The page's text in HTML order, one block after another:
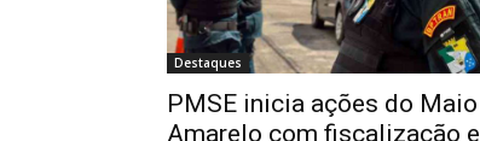
Destaques
PMSE inicia ações do Maio
Amarelo com fiscalização e